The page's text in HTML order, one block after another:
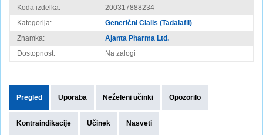
Koda izdelka:
200317888234
Kategorija:
Generični Cialis (Tadalafil)
Znamka:
Ajanta Pharma Ltd.
Dostopnost:
Na zalogi
Pregled Uporaba Neželeni učinki Opozorilo
Kontraindikacije Učinek Nasveti